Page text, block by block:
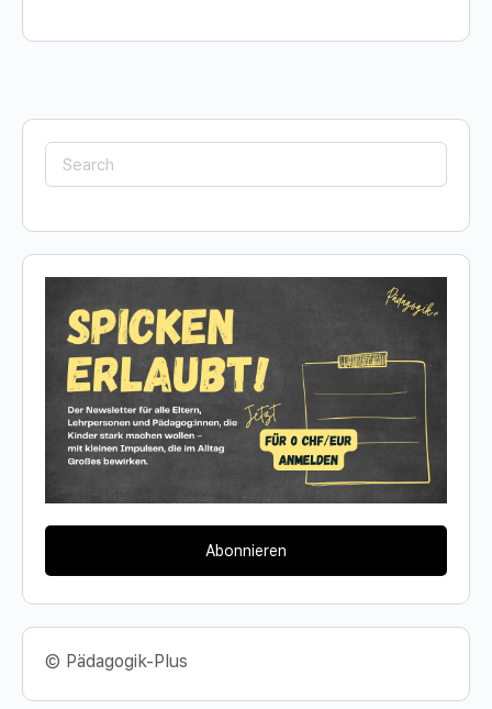
Search
for:
Abonnieren
© Pädagogik-Plus